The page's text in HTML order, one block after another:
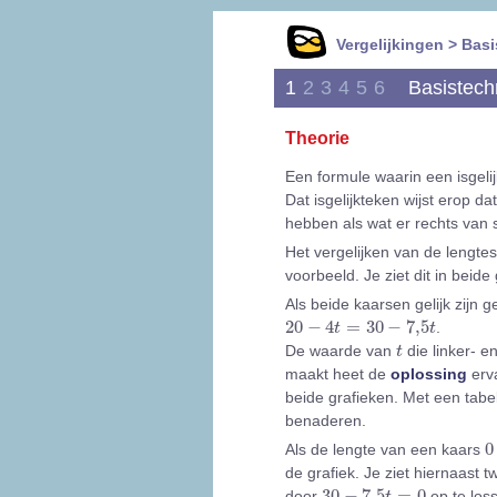
Vergelijkingen >
1 2 3 4 5 6
Theorie
Een formule waarin een
Dat isgelijkteken wijst erop
hebben als wat er rechts van
Het vergelijken van de
voorbeeld. Je ziet dit in beide
Als beide kaarsen gelijk zijn
20 − 4t = 30 − 7,5t
20 =30 7,5
De waarde van t
t die linker-
maakt heet de oplossing
beide grafieken. Met een
benaderen.
Als de lengte van een kaars 0
0
de grafiek. Je ziet hiernaast
30 7,5 t=